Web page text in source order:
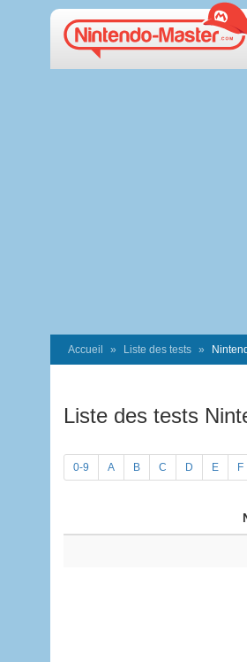
Accueil Liste des tests
Liste des tests
0-9 A B C D E F